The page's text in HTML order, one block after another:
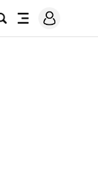
검
전
메
그